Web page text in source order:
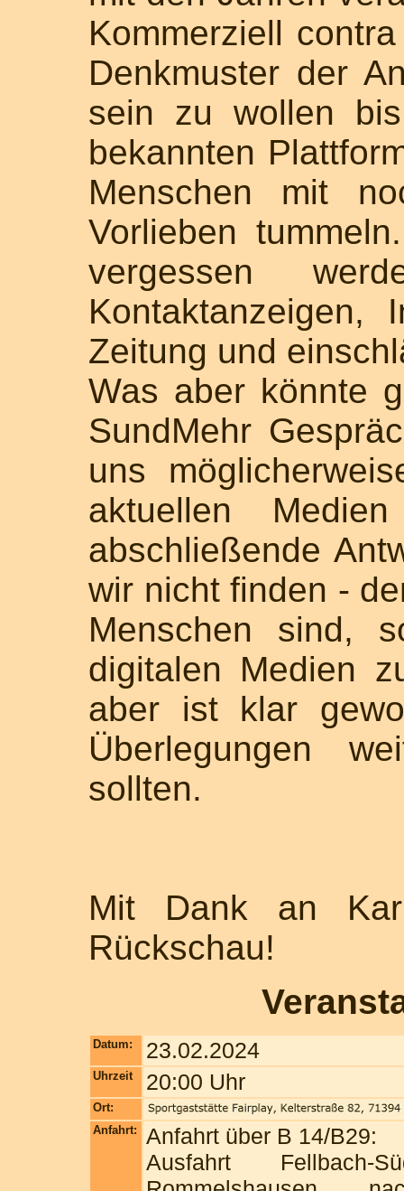
Kommerziell
Denkmuster der
sein zu wollen
bekannten
Menschen mit
Vorlieben
vergessen
Zeitung und
Was aber könnte
SundMehr
uns
aktuellen
abschließende
wir nicht finden -
Menschen sind,
digitalen Medien
aber ist klar
Überlegungen
sollten.
Mit Dank an
Rückschau!
Datum: 23.02.2024
Uhrzeit 20:00 Uhr
Ort:
Anfahrt:
Anfahrt über B 14/B29:
Ausfahrt